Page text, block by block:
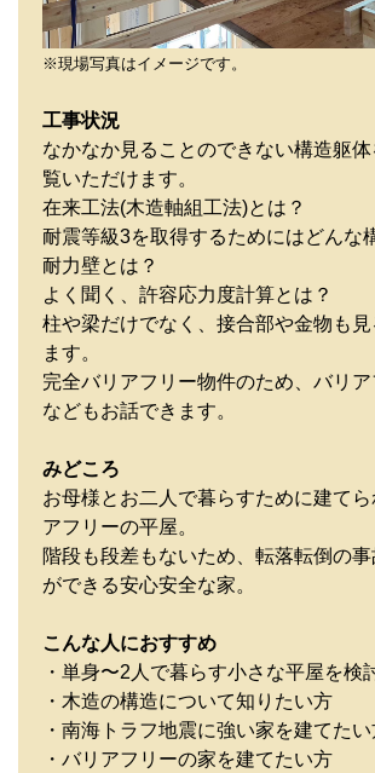
※現場写真はイメージです。
工事状況
なかなか見ることのできない構造躯
覧いただけます。
在来工法(木造軸組工法)とは？
耐震等級3を取得するためにはどんな
耐力壁とは？
よく聞く、許容応力度計算とは？
柱や梁だけでなく、接合部や金物も見
ます。
完全バリアフリー物件のため、バリ
などもお話できます。
みどころ
お母様とお二人で暮らすために建てら
アフリーの平屋。
階段も段差もないため、転落転倒の
ができる安心安全な家。
こんな人におすすめ
・単身〜2人で暮らす小さな平屋を検
・木造の構造について知りたい方
・南海トラフ地震に強い家を建てた
・バリアフリーの家を建てたい方